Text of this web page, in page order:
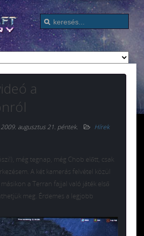
a
2009. augusztus 21. péntek.
Hírek
még tegnap, még Chob előtt, csak
A két kamerás felvétel közül
a Terran fajjal való játék első
meg. Érdemes a legjobb